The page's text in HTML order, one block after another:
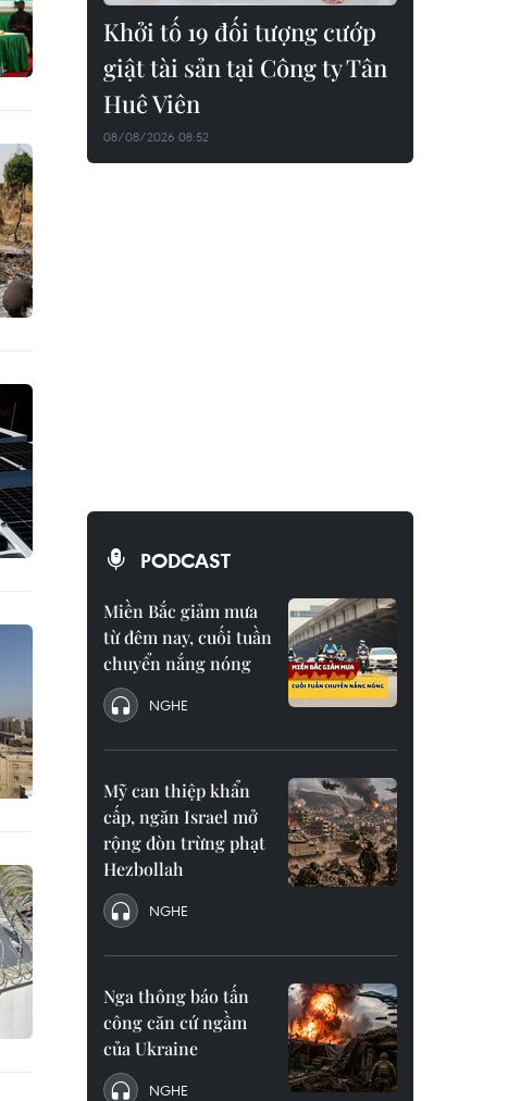
Khởi tố 19 đối tượng cướp
giật tài sản tại Công ty Tân
Huê Viên
08/08/2026 08:52
PODCAST
Miền Bắc giảm mưa
từ đêm nay, cuối tuần
chuyển nắng nóng
NGHE
Mỹ can thiệp khẩn
cấp, ngăn Israel mở
rộng đòn trừng phạt
Hezbollah
NGHE
Nga thông báo tấn
công căn cứ ngầm
của Ukraine
NGHE